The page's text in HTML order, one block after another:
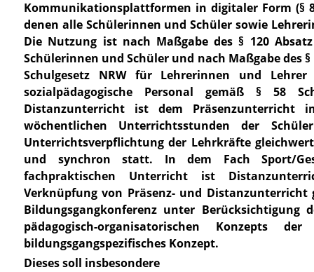
Kommunikationsplattformen in digitaler Form (§
denen alle Schülerinnen und Schüler sowie
Die Nutzung ist nach Maßgabe des§ 120
Schülerinnen und Schüler und nach Maßgabe des
Schulgesetz NRWfür Lehrerinnen und Lehrer
sozialpädagogische Personal gemäß§ 58
Distanzunterricht ist dem
wöchentlichen Unterrichtsstunden der
Unterrichtsverpflichtung der Lehrkräfte
und synchron statt. In dem Fach Sport/
fachpraktischen Unterricht ist
Verknüpfung von Präsenz- und Distanzunterricht
Bildungsgangkonferenz unter Berücksichtigung
pädagogisch-organisatorischen Konzepts
bildungsgangspezifisches Konzept.
Dieses soll insbesondere